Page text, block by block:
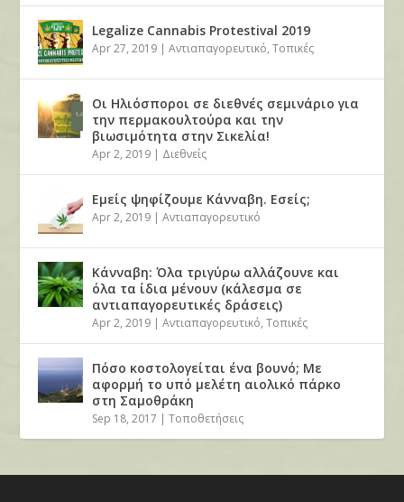
Legalize Cannabis Protestival 2019
Apr 27, 2019 |Αντιαπαγορευτικό,Τοπικές
Οι Ηλιόσποροι σε διεθνές σεμινάριο για
την περμακουλτούρα και την
βιωσιμότητα στην Σικελία!
Apr 2, 2019 | Διεθνείς
Εμείς ψηφίζουμε Κάνναβη. Εσείς;
Apr 2, 2019 |Αντιαπαγορευτικό
Κάνναβη: Όλα τριγύρω αλλάζουνε και
όλα τα ίδια μένουν (κάλεσμα σε
αντιαπαγορευτικές δράσεις)
Apr 2, 2019 |Αντιαπαγορευτικό,Τοπικές
Πόσο κοστολογείται ένα βουνό; Με
αφορμή το υπό μελέτη αιολικό πάρκο
στη Σαμοθράκη
Sep 18, 2017 |Τοποθετήσεις